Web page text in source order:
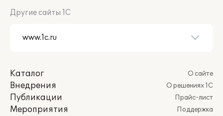
Другие сайты 1С
Каталог
Внедрения
Публикации
Мероприятия
О сайте
О решениях 1С
Прайс-лист
Поддержка